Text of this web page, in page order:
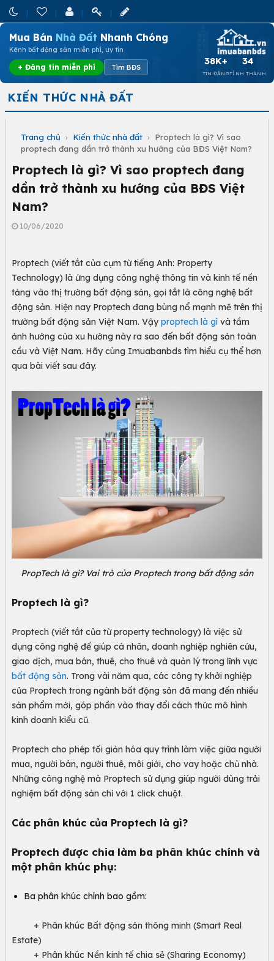
Mua Bán Nhà Đất Nhanh Chóng
Kênh bất động sản miễn phí, uy tín
+ Đăng tin miễn phí Tìm BĐS
38K+
TIN ĐĂNG
34
TỈNH THÀNH
KIẾN THỨC NHÀ ĐẤT
Trang chủ › Kiến thức nhà đất ›
Proptech là gì? Vì sao
proptech đang dần trở thành xu hướng của BĐS Việt Nam?
Proptech là gì? Vì sao proptech đang
dần trở thành xu hướng của BĐS Việt
Nam?
10/06/2020
Proptech (viết tắt của cụm từ tiếng Anh: Property
Technology) là ứng dụng công nghệ thông tin và kinh tế nền
tảng vào thị trường bất động sản, gọi tắt là công nghệ bất
động sản. Hiện nay Proptech đang bùng nổ mạnh mẽ trên thị
trường bất động sản Việt Nam. Vậyproptech là gì và tầm
ảnh hưởng của xu hướng này ra sao đến bất động sản toàn
cầu và Việt Nam. Hãy cùng Imuabanbds tìm hiểu cụ thể hơn
qua bài viết sau đây.
PropTech là gì? Vai trò của Proptech trong bất động sản
Proptech là gì?
Proptech (viết tắt của từ property technology) là việc sử
dụng công nghệ để giúp cá nhân, doanh nghiệp nghiên cứu,
giao dịch, mua bán, thuê, cho thuê và quản lý trong lĩnh vực
bất động sản. Trong vài năm qua, các công ty khởi nghiệp
của Proptech trong ngành bất động sản đã mang đến nhiều
sản phẩm mới, góp phần vào thay đổi cách thức mô hình
kinh doanh kiểu cũ.
Proptech cho phép tối giản hóa quy trình làm việc giữa người
mua, người bán, người thuê, môi giới, cho vay hoặc chủ nhà.
Những công nghệ mà Proptech sử dụng giúp người dùng trải
nghiệm bất động sản chỉ với 1 click chuột.
Các phân khúc của Proptech là gì?
Proptech được chia làm ba phân khúc chính và
một phân khúc phụ:
Ba phân khúc chính bao gồm:
+ Phân khúc Bất động sản thông minh (Smart Real
Estate)
+ Phân khúc Nền kinh tế chia sẻ (Sharing Economy)